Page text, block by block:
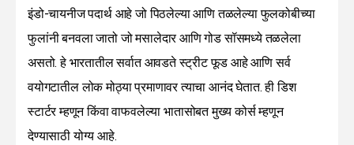
इंडो-चायनीज पदार्थ आहे जो पिठलेल्या आणि तळलेल्या फुलकोबीच्या
फुलांनी बनवला जातो जो मसालेदार आणि गोड सॉसमध्ये तळलेला
असतो. हे भारतातील सर्वात आवडते स्ट्रीट फूड आहे आणि सर्व
वयोगटातील लोक मोठ्या प्रमाणावर त्याचा आनंद घेतात. ही डिश
स्टार्टर म्हणून किंवा वाफवलेल्या भातासोबत मुख्य कोर्स म्हणून
देण्यासाठी योग्य आहे.